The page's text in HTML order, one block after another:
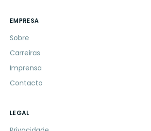
EMPRESA
Sobre
Carreiras
Imprensa
Contacto
LEGAL